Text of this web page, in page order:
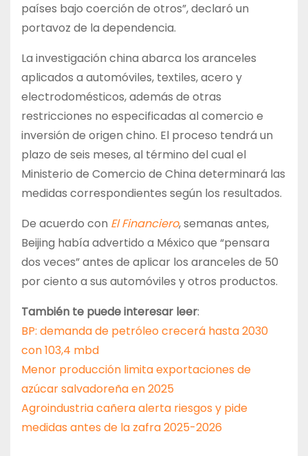
países bajo coerción de otros”, declaró un
portavoz de la dependencia.
La investigación china abarca los aranceles
aplicados a automóviles, textiles, acero y
electrodomésticos, además de otras
restricciones no especificadas al comercio e
inversión de origen chino. El proceso tendrá un
plazo de seis meses, al término del cual el
Ministerio de Comercio de China determinará las
medidas correspondientes según los resultados.
De acuerdo con El Financiero, semanas antes,
Beijing había advertido a México que “pensara
dos veces” antes de aplicar los aranceles de 50
por ciento a sus automóviles y otros productos.
También te puede interesar leer:
BP: demanda de petróleo crecerá hasta 2030
con 103,4 mbd
Menor producción limita exportaciones de
azúcar salvadoreña en 2025
Agroindustria cañera alerta riesgos y pide
medidas antes de la zafra 2025-2026